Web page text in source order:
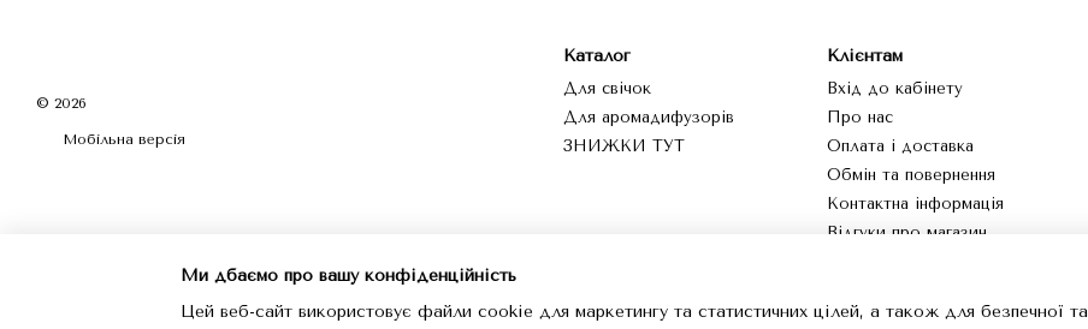
© 2026
Мобільна версія
Каталог
Для свічок
Для аромадифузорів
ЗНИЖКИ ТУТ
Клієнтам
Вхід до кабінету
Про нас
Оплата і доставка
Обмін та повернення
Контактна інформація
Відгуки про магазин
Ми дбаємо про вашу конфіденційність
Цей веб-сайт використовує файли cookie для маркетингу та статистичних цілей, а також для безпечної та